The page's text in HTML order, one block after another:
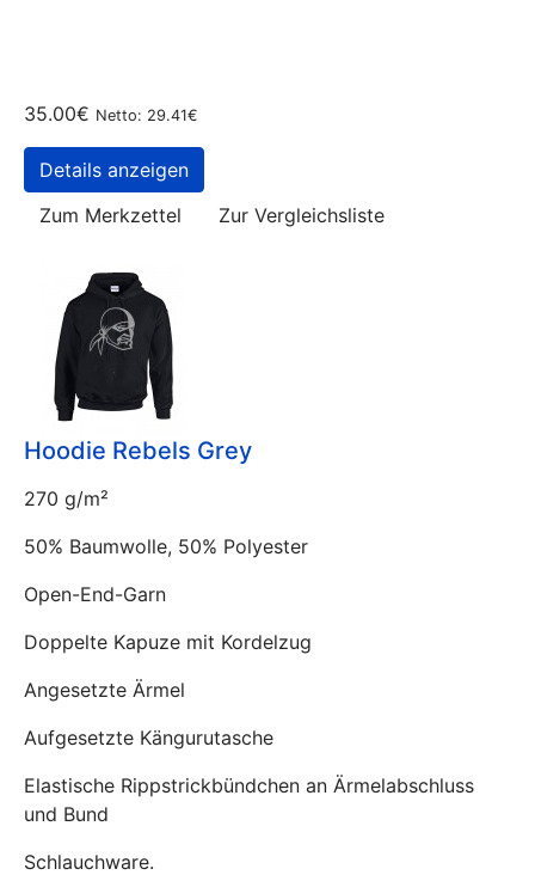
35.00€ Netto: 29.41€
Details anzeigen
Zum Merkzettel
Zur Vergleichsliste
Hoodie Rebels Grey
270 g/m²
50% Baumwolle, 50% Polyester
Open-End-Garn
Doppelte Kapuze mit Kordelzug
Angesetzte Ärmel
Aufgesetzte Kängurutasche
Elastische Rippstrickbündchen an Ärmelabschluss
und Bund
Schlauchware.